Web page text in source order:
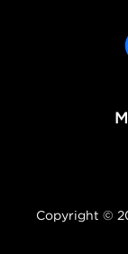
Copyright ©